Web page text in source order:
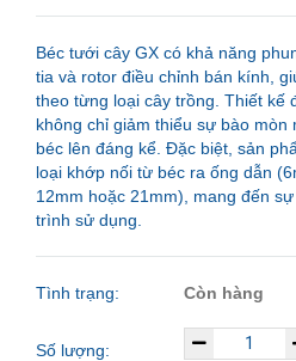
Béc tưới cây GX có khả năng
tia và rotor điều chỉnh bán kính,
theo từng loại cây trồng. Thiết kế
không chỉ giảm thiểu sự bào mòn
béc lên đáng kể. Đặc biệt, sản
loại khớp nối từ béc ra ống dẫn
12mm hoặc 21mm), mang đến
trình sử dụng.
Tình trạng: Còn hàng
Số lượng: